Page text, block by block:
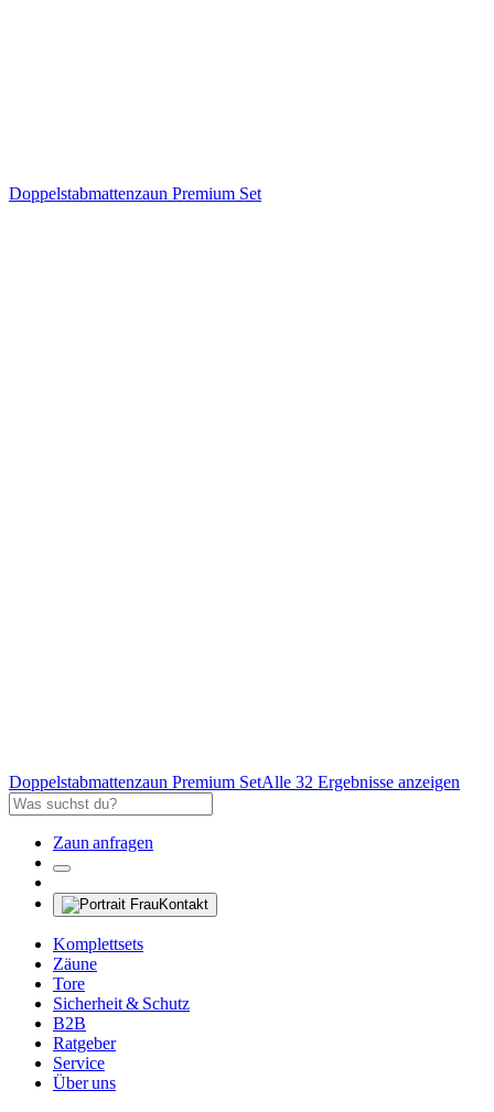
Doppelstabmattenzaun Premium Set
Doppelstabmattenzaun Premium SetAlle 32 Ergebnisse anzeigen
Zaun anfragen
Kontakt
Komplettsets
Zäune
Tore
Sicherheit & Schutz
B2B
Ratgeber
Service
Über uns